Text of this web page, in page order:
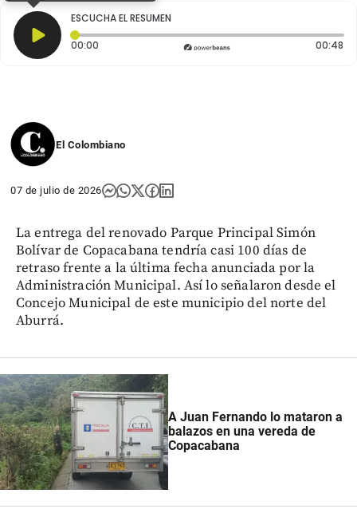
ESCUCHA EL RESUMEN
00:00 Tiempo transcurrido: 0 segundos 00:48
El Colombiano
07 de julio de 2026
La entrega del renovado Parque Principal Simón
Bolívar de Copacabana tendría casi 100 días de
retraso frente a la última fecha anunciada por la
Administración Municipal. Así lo señalaron desde el
Concejo Municipal de este municipio del norte del
Aburrá.
A Juan Fernando lo mataron a
balazos en una vereda de
Copacabana